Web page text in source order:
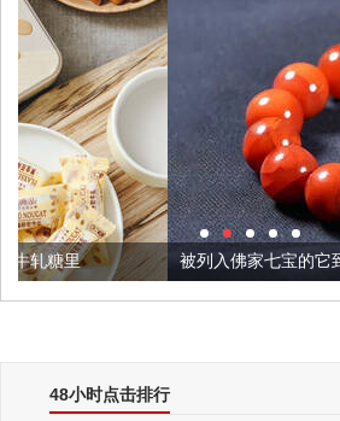
被列入佛家七宝的它到底有多美？
48小时点击排行